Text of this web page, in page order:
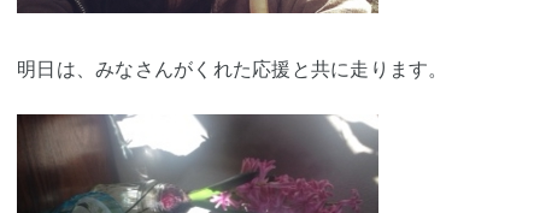
明日は、みなさんがくれた応援と共に走ります。